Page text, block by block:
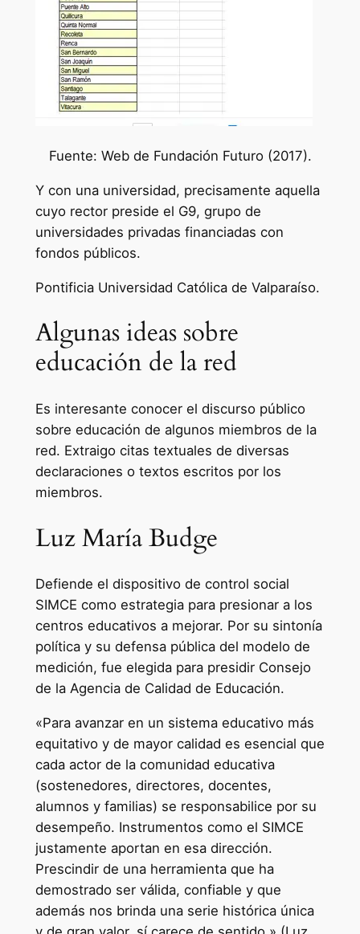
Fuente: Web de Fundación Futuro (2017).
Y con una universidad, precisamente aquella
cuyo rector preside el G9, grupo de
universidades privadas financiadas con
fondos públicos.
Pontificia Universidad Católica de Valparaíso.
Algunas ideas sobre
educación de la red
Es interesante conocer el discurso público
sobre educación de algunos miembros de la
red. Extraigo citas textuales de diversas
declaraciones o textos escritos por los
miembros.
Luz María Budge
Defiende el dispositivo de control social
SIMCE como estrategia para presionar a los
centros educativos a mejorar. Por su sintonía
política y su defensa pública del modelo de
medición, fue elegida para presidir Consejo
de la Agencia de Calidad de Educación.
«Para avanzar en un sistema educativo más
equitativo y de mayor calidad es esencial que
cada actor de la comunidad educativa
(sostenedores, directores, docentes,
alumnos y familias) se responsabilice por su
desempeño. Instrumentos como el SIMCE
justamente aportan en esa dirección.
Prescindir de una herramienta que ha
demostrado ser válida, confiable y que
además nos brinda una serie histórica única